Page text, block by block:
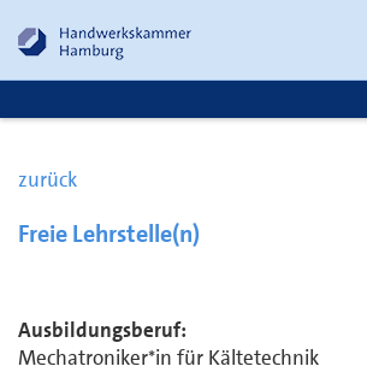
zurück
Freie Lehrstelle(n)
Ausbildungsberuf:
Mechatroniker*in für Kältetechnik